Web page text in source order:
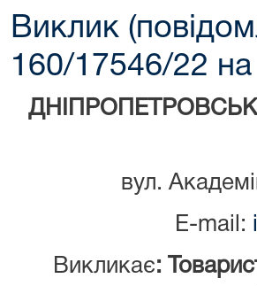
Виклик
160/17546/22
вул.
E-mail:
Викликає: